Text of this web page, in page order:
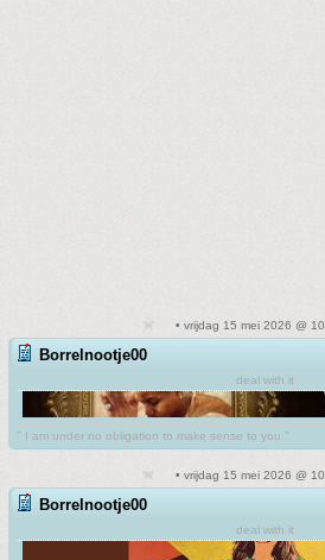
• vrijdag 15 mei 2026 @
Borrelnootje00
deal with it
'' I am under no obligation to make sense to you.''
• vrijdag 15 mei 2026 @
Borrelnootje00
deal with it